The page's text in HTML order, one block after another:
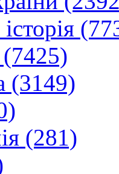
(3149)
(281)